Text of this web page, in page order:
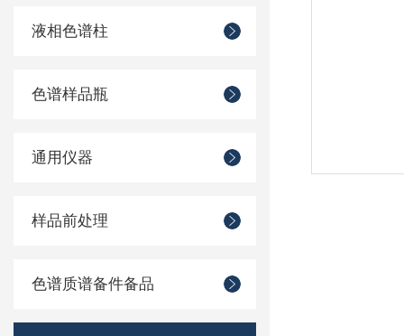
液相色谱柱
色谱样品瓶
通用仪器
样品前处理
色谱质谱备件备品